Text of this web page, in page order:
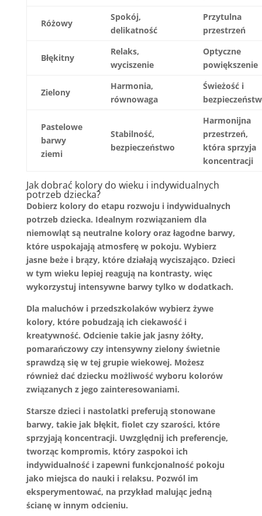
Różowy
Spokój,
delikatność
Przytulna
przestrzeń
Błękitny
Relaks,
wyciszenie
Optyczne
powiększenie
Zielony
Harmonia,
równowaga
Świeżość i
Pastelowe
barwy
ziemi
Stabilność,
bezpieczeństwo
Harmonijna
przestrzeń,
która sprzyja
koncentracji
Jak dobrać kolory do wieku i indywidualnych
potrzeb dziecka?
Dobierz kolory do etapu rozwoju i indywidualnych
potrzeb dziecka. Idealnym rozwiązaniem dla
niemowląt są neutralne koloryoraz łagodne barwy,
które uspokajają atmosferę w pokoju. Wybierz
jasne beże i brązy, które działają wyciszająco. Dzieci
w tym wieku lepiej reagują na kontrasty, więc
wykorzystuj intensywne barwy tylko w dodatkach.
Dla maluchów i przedszkolaków wybierz żywe
kolory, które pobudzają ich ciekawość i
kreatywność. Odcienie takie jak jasny żółty,
pomarańczowy czy intensywny zielony świetnie
sprawdzą się w tej grupie wiekowej. Możesz
również dać dziecku możliwość wyboru kolorów
związanych z jego zainteresowaniami.
Starsze dzieci i nastolatki preferują stonowane
barwy, takie jak błękit, fiolet czy szarości, które
sprzyjają koncentracji. Uwzględnij ich preferencje,
tworząc kompromis, który zaspokoi ich
indywidualność i zapewni funkcjonalność pokoju
jako miejsca do nauki i relaksu. Pozwól im
eksperymentować, na przykład malując jedną
ścianę w innym odcieniu.